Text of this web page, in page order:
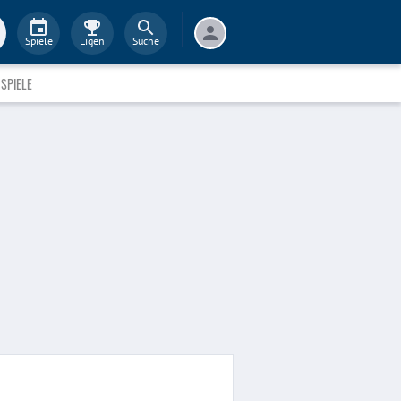
Spiele Ligen Suche
SPIELE